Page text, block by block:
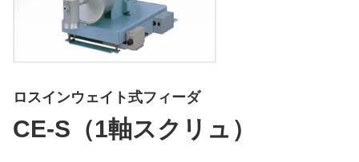
半導体/HD検査装置
選別・計測・監視システム
トラックスケール
ロスインウェイト式フィーダ
CE-S（1軸スクリュ）